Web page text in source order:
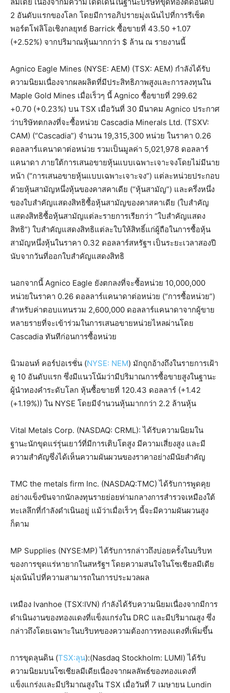
2 อันดับแรกของโลก โดยมีการอภิปรายมุ่งเน้นไปที่การรีเซ็ต
พอร์ตโฟลิโอเชิงกลยุทธ์ Barrick ซื้อขายที่ 43.50 +1.07
(+2.52%) จากปริมาณหุ้นมากกว่า $ ล้าน ณ รายงานนี้
Agnico Eagle Mines (NYSE: AEM) (TSX: AEM) กำลังได้รับ
ความนิยมเนื่องจากผลผลิตที่มีประสิทธิภาพสูงและการลงทุนใน
Maple Gold Mines เมื่อเร็วๆ นี้ Agnico ซื้อขายที่ 299.62
+0.70 (+0.23%) บน TSX เมื่อวันที่ 30 มีนาคม Agnico ประกาศ
ว่าบริษัทตกลงที่จะซื้อหน่วย Cascadia Minerals Ltd. (TSXV:
CAM) (“Cascadia”) จำนวน 19,315,300 หน่วย ในราคา 0.26
ดอลลาร์แคนาดาต่อหน่วย รวมเป็นมูลค่า 5,021,978 ดอลลาร์
แคนาดา ภายใต้การเสนอขายหุ้นแบบเฉพาะเจาะจงโดยไม่มีนาย
หน้า (“การเสนอขายหุ้นแบบเฉพาะเจาะจง”) แต่ละหน่วยประกอบ
ด้วยหุ้นสามัญหนึ่งหุ้นของคาสคาเดีย (“หุ้นสามัญ”) และครึ่งหนึ่ง
ของใบสำคัญแสดงสิทธิซื้อหุ้นสามัญของคาสคาเดีย (ใบสำคัญ
แสดงสิทธิซื้อหุ้นสามัญแต่ละรายการเรียกว่า “ใบสำคัญแสดง
สิทธิ”) ใบสำคัญแสดงสิทธิแต่ละใบให้สิทธิ์แก่ผู้ถือในการซื้อหุ้น
สามัญหนึ่งหุ้นในราคา 0.32 ดอลลาร์สหรัฐฯ เป็นระยะเวลาสองปี
นับจากวันที่ออกใบสำคัญแสดงสิทธิ
นอกจากนี้ Agnico Eagle ยังตกลงที่จะซื้อหน่วย 10,000,000
หน่วยในราคา 0.26 ดอลลาร์แคนาดาต่อหน่วย (“การซื้อหน่วย”)
สำหรับค่าตอบแทนรวม 2,600,000 ดอลลาร์แคนาดาจากผู้ขาย
หลายรายที่จะเข้าร่วมในการเสนอขายหน่วยไหลผ่านโดย
Cascadia ทันทีก่อนการซื้อหน่วย
นิวมอนท์ คอร์ปอเรชั่น (NYSE: NEM) มักถูกอ้างถึงในรายการเฝ้า
ดู 10 อันดับแรก ซึ่งมีแนวโน้มว่ามีปริมาณการซื้อขายสูงในฐานะ
ผู้นำทองคำระดับโลก หุ้นซื้อขายที่ 120.43 ดอลลาร์ (+1.42
(+1.19%)) ใน NYSE โดยมีจำนวนหุ้นมากกว่า 2.2 ล้านหุ้น
Vital Metals Corp. (NASDAQ: CRML): ได้รับความนิยมใน
ฐานะนักขุดแร่รุ่นเยาว์ที่มีการเติบโตสูง มีความเสี่ยงสูง และมี
ความสำคัญซึ่งได้เห็นความผันผวนของราคาอย่างมีนัยสำคัญ
TMC the metals firm Inc. (NASDAQ:TMC) ได้รับการพูดคุย
อย่างแข็งขันจากนักลงทุนรายย่อยท่ามกลางการสำรวจเหมืองใต้
ทะเลลึกที่กำลังดำเนินอยู่ แม้ว่าเมื่อเร็วๆ นี้จะมีความผันผวนสูง
ก็ตาม
MP Supplies (NYSE:MP) ได้รับการกล่าวถึงบ่อยครั้งในบริบท
ของการขุดแร่หายากในสหรัฐฯ โดยความสนใจในโซเชียลมีเดีย
มุ่งเน้นไปที่ความสามารถในการประมวลผล
เหมือง Ivanhoe (TSX:IVN) กำลังได้รับความนิยมเนื่องจากมีการ
ดำเนินงานของทองแดงที่แข็งแกร่งใน DRC และมีปริมาณสูง ซึ่ง
กล่าวถึงโดยเฉพาะในบริบทของความต้องการทองแดงที่เพิ่มขึ้น
การขุดลุนดิน (TSX:ลุน):(Nasdaq Stockholm: LUMI) ได้รับ
ความนิยมบนโซเชียลมีเดียเนื่องจากผลลัพธ์ของทองแดงที่
แข็งแกร่งและมีปริมาณสูงใน TSX เมื่อวันที่ 7 เมษายน Lundin